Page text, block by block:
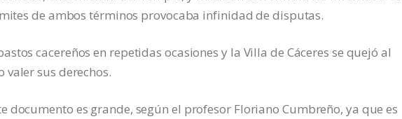
de ambos términos provocaba infinidad de disputas.
cacereños en repetidas ocasiones y la Villa de Cáceres se quejó al
valer sus derechos.
documento es grande, según el profesor Floriano Cumbreño, ya que es